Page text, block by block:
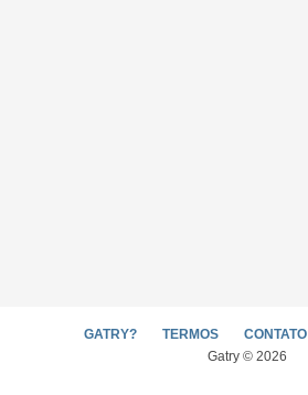
GATRY? TERMOS CONTATO
Gatry © 2026